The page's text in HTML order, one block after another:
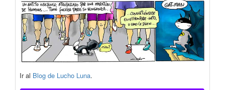
Ir al Blog de Lucho Luna.